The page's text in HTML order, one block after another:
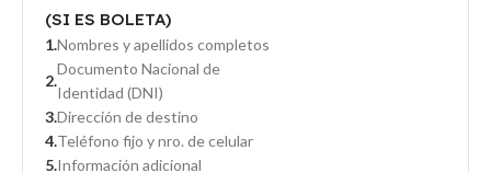
(SI ES BOLETA)
Nombres y apellidos completos
Documento Nacional de
Identidad (DNI)
Dirección de destino
Teléfono fijo y nro. de celular
Información adicional